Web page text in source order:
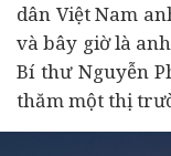
dân Việt Nam
và bây giờ là
Bí thư Nguyễn
thăm một thị